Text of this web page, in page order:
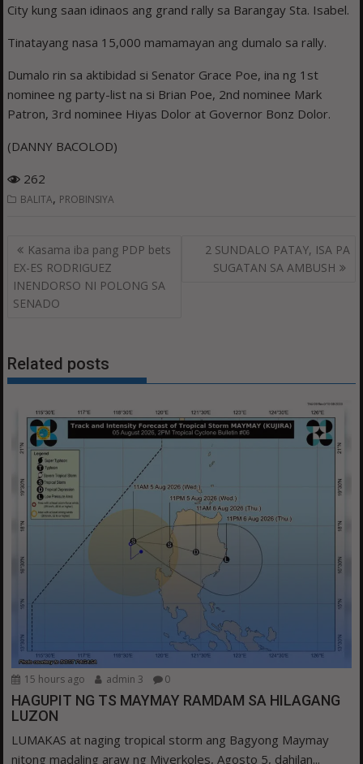
City kung saan idinaos ang grand rally sa Barangay Sta. Isabel.
Tinatayang nasa 15,000 mamamayan ang dumalo sa rally.
Dumalo rin sa aktibidad si Senator Grace Poe, ina ng 1st
nominee ng party-list na si Brian Poe, 2nd nominee Mark
Patron, 3rd nominee Hiyas Dolor at Governor Bonz Dolor.
(DANNY BACOLOD)
262
BALITA, PROBINSIYA
Post
navigation
Kasama iba pang PDP bets
EX-ES RODRIGUEZ
INENDORSO NI POLONG SA
SENADO
2 SUNDALO PATAY, ISA PA
SUGATAN SA AMBUSH
Related posts
15 hours ago admin 3 0
HAGUPIT NG TS MAYMAY RAMDAM SA HILAGANG
LUZON
LUMAKAS at naging tropical storm ang Bagyong Maymay
nitong madaling araw ng Miyerkoles, Agosto 5, dahilan...